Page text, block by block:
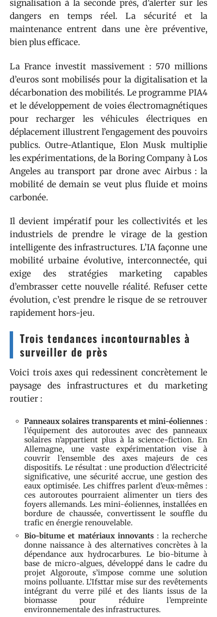
signalisation à la seconde près, d’alerter sur les
dangers en temps réel. La sécurité et la
maintenance entrent dans une ère préventive,
bien plus efficace.
La France investit massivement : 570 millions
d’euros sont mobilisés pour la digitalisation et la
décarbonation des mobilités. Le programme PIA4
et le développement de voies électromagnétiques
pour recharger les véhicules électriques en
déplacement illustrent l’engagement des pouvoirs
publics. Outre-Atlantique, Elon Musk multiplie
les expérimentations, de la Boring Company à Los
Angeles au transport par drone avec Airbus : la
mobilité de demain se veut plus fluide et moins
carbonée.
Il devient impératif pour les collectivités et les
industriels de prendre le virage de la gestion
intelligente des infrastructures. L’IA façonne une
mobilité urbaine évolutive, interconnectée, qui
exige des stratégies marketing capables
d’embrasser cette nouvelle réalité. Refuser cette
évolution, c’est prendre le risque de se retrouver
rapidement hors-jeu.
Trois tendances incontournables à
surveiller de près
Voici trois axes qui redessinent concrètement le
paysage des infrastructures et du marketing
routier :
Panneaux solaires transparents et mini-éoliennes :
l’équipement des autoroutes avec des panneaux
solaires n’appartient plus à la science-fiction. En
Allemagne, une vaste expérimentation vise à
couvrir l’ensemble des axes majeurs de ces
dispositifs. Le résultat : une production d’électricité
significative, une sécurité accrue, une gestion des
eaux optimisée. Les chiffres parlent d’eux-mêmes :
ces autoroutes pourraient alimenter un tiers des
foyers allemands. Les mini-éoliennes, installées en
bordure de chaussée, convertissent le souffle du
trafic en énergie renouvelable.
Bio-bitume et matériaux innovants : la recherche
donne naissance à des alternatives concrètes à la
dépendance aux hydrocarbures. Le bio-bitume à
base de micro-algues, développé dans le cadre du
projet Algoroute, s’impose comme une solution
moins polluante. L’Ifsttar mise sur des revêtements
intégrant du verre pilé et des liants issus de la
biomasse pour réduire l’empreinte
environnementale des infrastructures.